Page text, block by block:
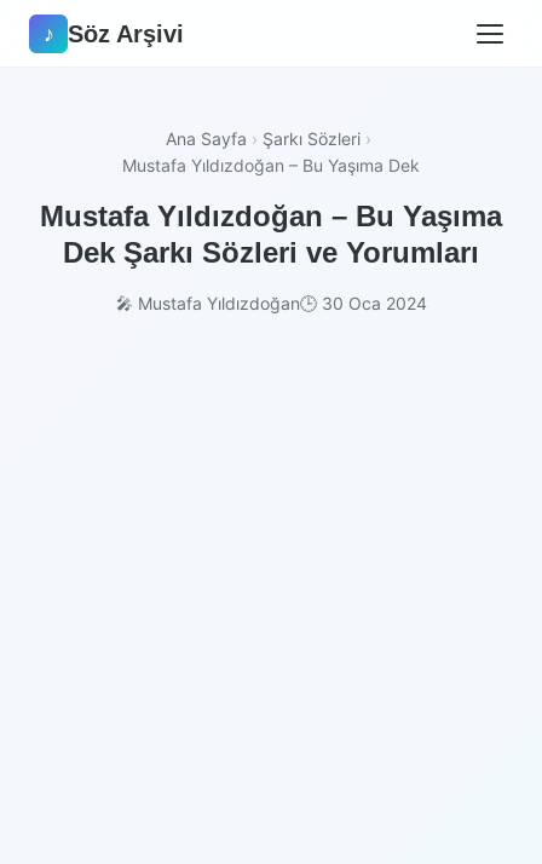
♪ Söz Arşivi
Ana Sayfa › Şarkı Sözleri ›
Mustafa Yıldızdoğan – Bu Yaşıma Dek
Mustafa Yıldızdoğan – Bu Yaşıma
Dek Şarkı Sözleri ve Yorumları
🎤 Mustafa Yıldızdoğan🕒 30 Oca 2024